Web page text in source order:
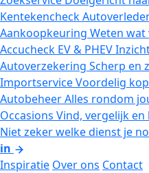
Kentekencheck
Aankoopkeuring Weten
Accucheck EV & PHEV
Autoverzekering Scherp en
ImportserviceVoordelig
AutobeheerAlles rondom
Occasions Vind, vergelijk
Niet zeker welke dienst je
in
Inspiratie Over ons Contact